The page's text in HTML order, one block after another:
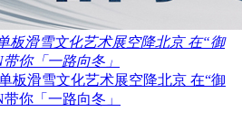
板滑雪文化艺术展空降北京 在“御
你「一路向冬」
板滑雪文化艺术展空降北京 在“御
你「一路向冬」